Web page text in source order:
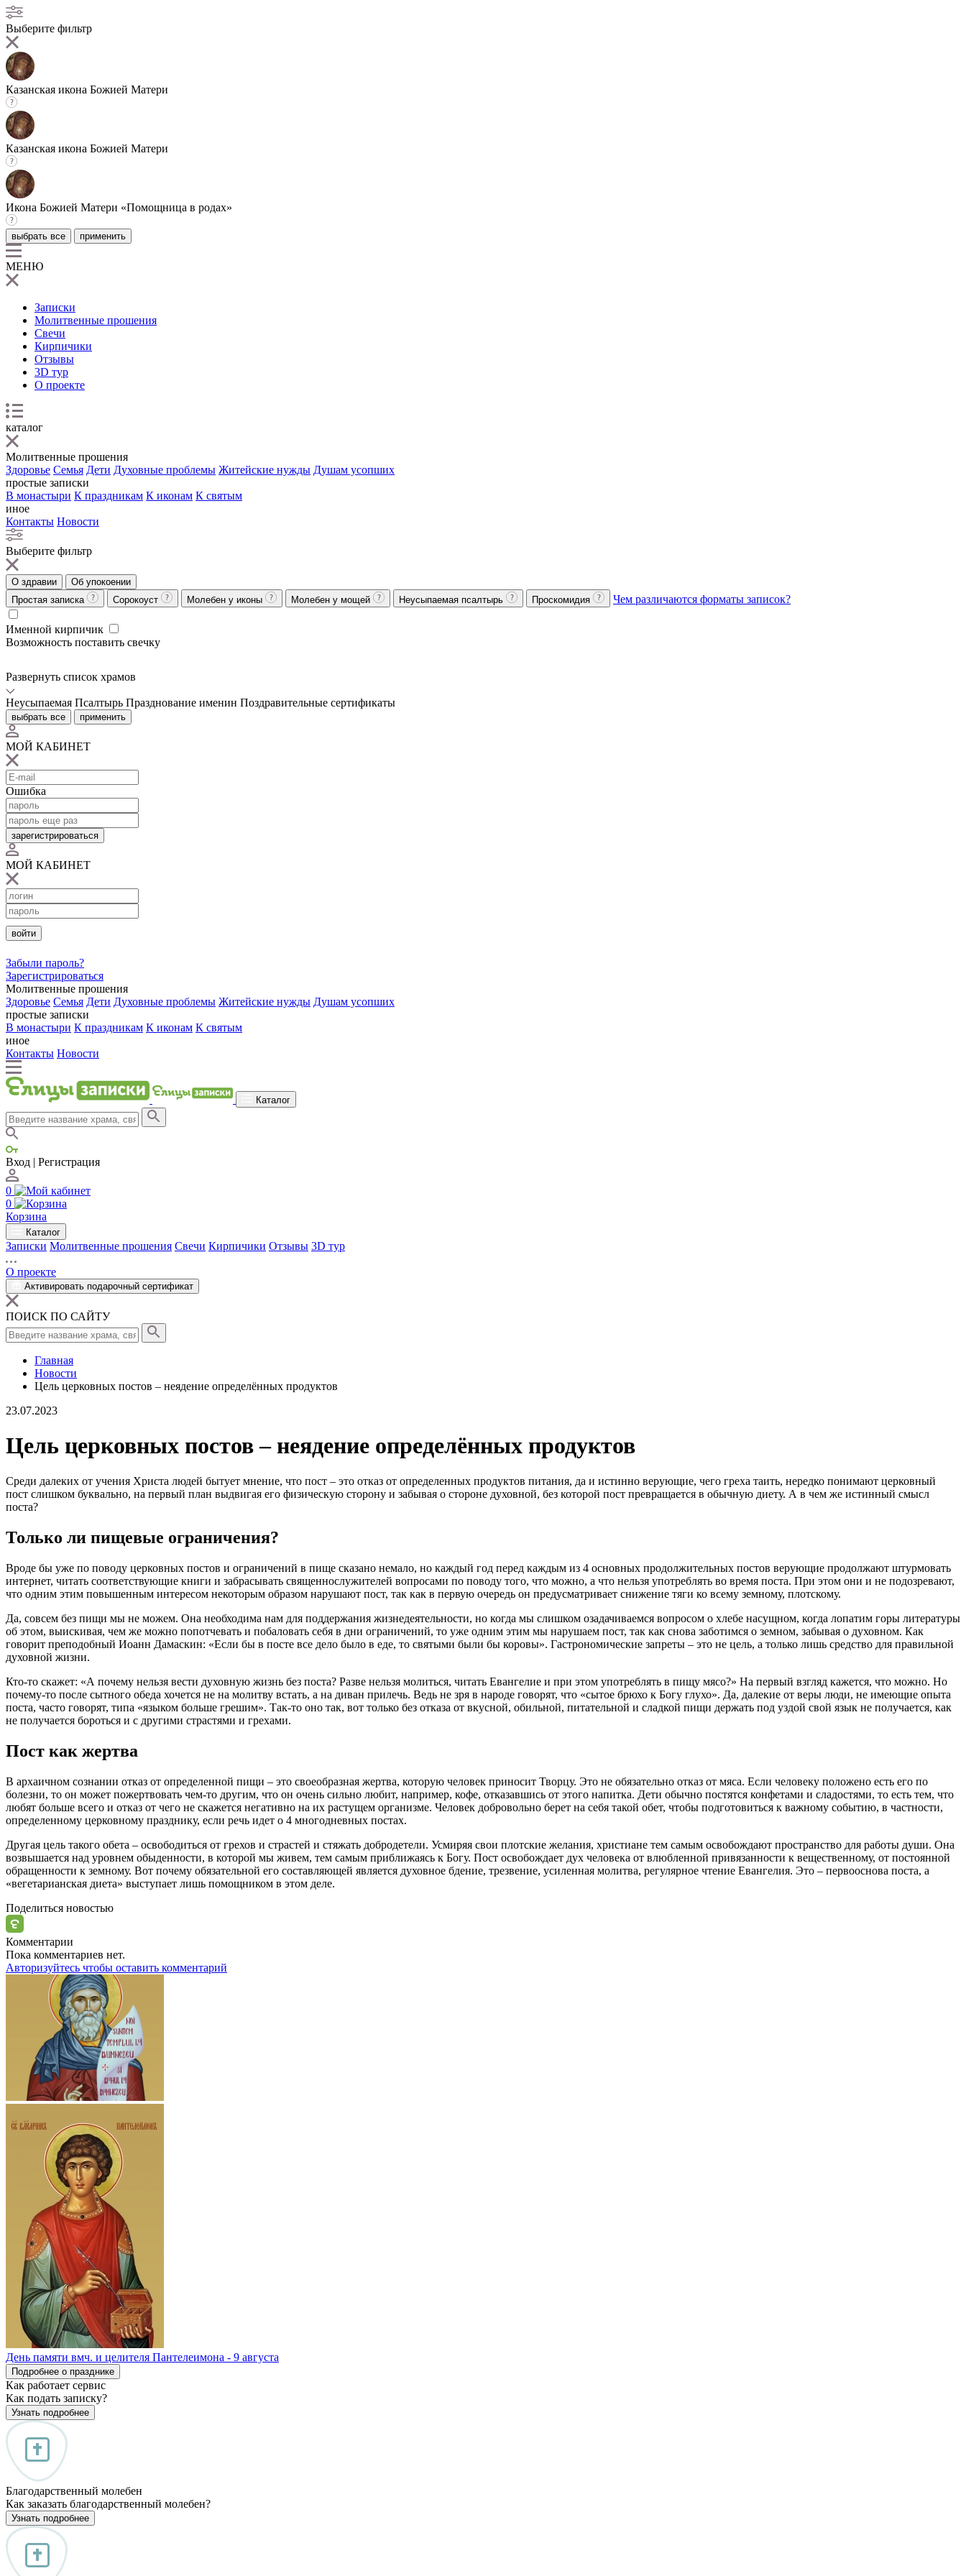
Выберите фильтр
Казанская икона Божией Матери
Казанская икона Божией Матери
Икона Божией Матери «Помощница в родах»
выбрать все применить
МЕНЮ
Записки
Молитвенные прошения
Свечи
Кирпичики
Отзывы
3D тур
О проекте
каталог
Молитвенные прошения
Здоровье Семья Дети Духовные проблемы Житейские нужды Душам усопших
простые записки
В монастыри К праздникам К иконам К святым
иное
Контакты Новости
Выберите фильтр
О здравии
Об упокоении
Простая записка
Сорокоуст Молебен у иконы Молебен у мощей Неусыпаемая псалтырь Проскомидия Чем различаются форматы записок?
Именной кирпичик
Возможность поставить свечку
Развернуть список храмов
Неусыпаемая Псалтырь Празднование именин Поздравительные сертификаты
выбрать все применить
МОЙ КАБИНЕТ
Ошибка
зарегистрироваться
МОЙ КАБИНЕТ
войти
Забыли пароль?
Зарегистрироваться
Молитвенные прошения
Здоровье Семья Дети Духовные проблемы Житейские нужды Душам усопших
простые записки
В монастыри К праздникам К иконам К святым
иное
Контакты Новости
Каталог
Вход | Регистрация
0
0
Корзина
Каталог
Записки Молитвенные прошения Свечи Кирпичики Отзывы 3D тур
О проекте
Активировать подарочный сертификат
ПОИСК ПО САЙТУ
Главная
Новости
Цель церковных постов – неядение определённых продуктов
23.07.2023
Цель церковных постов – неядение определённых продуктов
Среди далеких от учения Христа людей бытует мнение, что пост – это отказ от определенных продуктов питания, да и истинно верующие, чего греха таить, нередко понимают церковный
пост слишком буквально, на первый план выдвигая его физическую сторону и забывая о стороне духовной, без которой пост превращается в обычную диету. А в чем же истинный смысл
поста?
Только ли пищевые ограничения?
Вроде бы уже по поводу церковных постов и ограничений в пище сказано немало, но каждый год перед каждым из 4 основных продолжительных постов верующие продолжают штурмовать
интернет, читать соответствующие книги и забрасывать священнослужителей вопросами по поводу того, что можно, а что нельзя употреблять во время поста. При этом они и не подозревают,
что одним этим повышенным интересом некоторым образом нарушают пост, так как в первую очередь он предусматривает снижение тяги ко всему земному, плотскому.
Да, совсем без пищи мы не можем. Она необходима нам для поддержания жизнедеятельности, но когда мы слишком озадачиваемся вопросом о хлебе насущном, когда лопатим горы литературы
об этом, выискивая, чем же можно попотчевать и побаловать себя в дни ограничений, то уже одним этим мы нарушаем пост, так как снова заботимся о земном, забывая о духовном. Как
говорит преподобный Иоанн Дамаскин: «Если бы в посте все дело было в еде, то святыми были бы коровы». Гастрономические запреты – это не цель, а только лишь средство для правильной
духовной жизни.
Кто-то скажет: «А почему нельзя вести духовную жизнь без поста? Разве нельзя молиться, читать Евангелие и при этом употреблять в пищу мясо?» На первый взгляд кажется, что можно. Но
почему-то после сытного обеда хочется не на молитву встать, а на диван прилечь. Ведь не зря в народе говорят, что «сытое брюхо к Богу глухо». Да, далекие от веры люди, не имеющие опыта
поста, часто говорят, типа «языком больше грешим». Так-то оно так, вот только без отказа от вкусной, обильной, питательной и сладкой пищи держать под уздой свой язык не получается, как
не получается бороться и с другими страстями и грехами.
Пост как жертва
В архаичном сознании отказ от определенной пищи – это своеобразная жертва, которую человек приносит Творцу. Это не обязательно отказ от мяса. Если человеку положено есть его по
болезни, то он может пожертвовать чем-то другим, что он очень сильно любит, например, кофе, отказавшись от этого напитка. Дети обычно постятся конфетами и сладостями, то есть тем, что
любят больше всего и отказ от чего не скажется негативно на их растущем организме. Человек добровольно берет на себя такой обет, чтобы подготовиться к важному событию, в частности,
определенному церковному празднику, если речь идет о 4 многодневных постах.
Другая цель такого обета – освободиться от грехов и страстей и стяжать добродетели. Усмиряя свои плотские желания, христиане тем самым освобождают пространство для работы души. Она
возвышается над уровнем обыденности, в которой мы живем, тем самым приближаясь к Богу. Пост освобождает дух человека от влюбленной привязанности к вещественному, от постоянной
обращенности к земному. Вот почему обязательной его составляющей является духовное бдение, трезвение, усиленная молитва, регулярное чтение Евангелия. Это – первооснова поста, а
«вегетарианская диета» выступает лишь помощником в этом деле.
Поделиться новостью
Комментарии
Пока комментариев нет.
Авторизуйтесь чтобы оставить комментарий
День памяти вмч. и целителя Пантелеимона - 9 августа
Подробнее о празднике
Как работает сервис
Как подать записку?
Узнать подробнее
Благодарственный молебен
Как заказать благодарственный молебен?
Узнать подробнее